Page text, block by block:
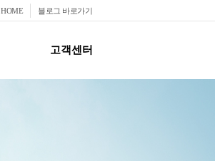
블로그 바로가기
HOME
고객센터